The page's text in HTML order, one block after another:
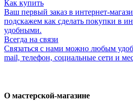
Как купить
Ваш первый заказ в интернет-
подскажем как сделать покупки в
удобными.
Всегда на связи
Связаться с нами можно любым
mail, телефон, социальные сети и
О мастерской-магазине